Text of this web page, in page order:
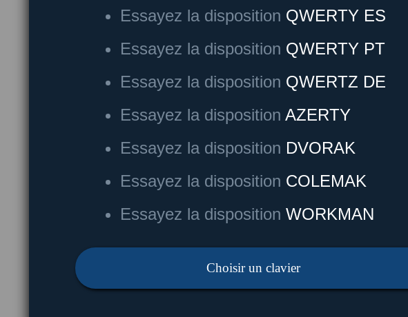
Essayez la disposition QWERTY ES
Essayez la disposition QWERTY PT
Essayez la disposition QWERTZ DE
Essayez la disposition AZERTY
Essayez la disposition DVORAK
Essayez la disposition COLEMAK
Essayez la disposition WORKMAN
Choisir un clavier